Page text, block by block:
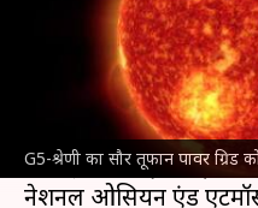
G5-श्रेणी का सौर तूफान पावर ग्रिड
इस महीने की शुरुआत में
विस्फोट के कारणसोलर
मास इंजेक्शन (CME)
नेशनल ओसियन एंड